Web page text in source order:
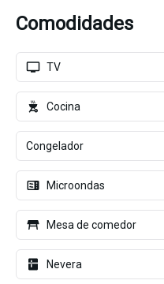
Comodidades
TV
Cocina
Congelador
Microondas
Mesa de comedor
Nevera